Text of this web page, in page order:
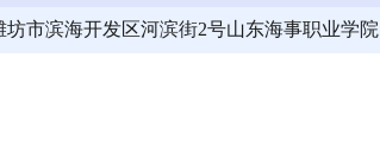
坊市滨海开发区河滨街2号山东海事职业学院